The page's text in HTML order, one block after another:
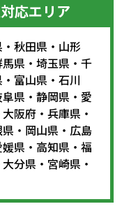
応エリア
・ 秋田県 ・ 山形
県 ・ 埼玉県 ・ 千
・ 富山県 ・ 石川
県 ・ 静岡県 ・ 愛
大阪府 ・ 兵庫県 ・
・ 岡山県 ・ 広島
媛県 ・ 高知県 ・ 福
大分県 ・ 宮崎県 ・